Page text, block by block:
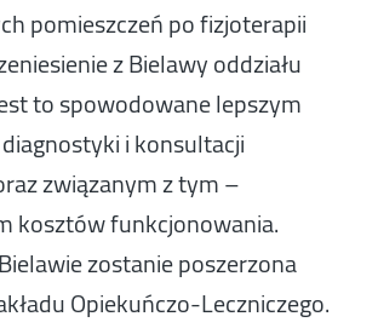
pomieszczeń po fizjoterapii
z Bielawy oddziału
to spowodowane lepszym
i konsultacji
związanym z tym –
kosztów funkcjonowania.
zostanie poszerzona
Opiekuńczo-Leczniczego.